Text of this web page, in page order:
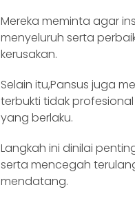
Mereka meminta agar
menyeluruh serta
kerusakan.
Selain itu,Pansus juga
terbukti tidak
yang berlaku.
Langkah ini dinilai
serta mencegah
mendatang.